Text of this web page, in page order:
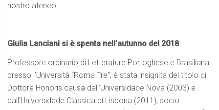
nostro ateneo.
Giulia Lanciani si è spenta nell’autunno del 2018​
Professore ordinario di Letterature Portoghese e Brasiliana
presso l’Università “Roma Tre”, è stata insignita del titolo di
Dottore Honoris causa dall’Universidade Nova (2003) e
dall’Universidade Clássica di Lisbona (2011), socio